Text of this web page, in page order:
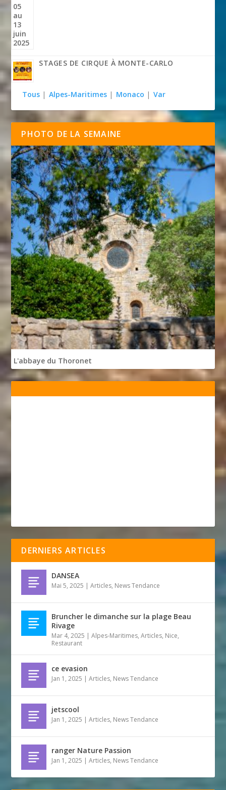
STAGES DE CIRQUE À MONTE-CARLO
Tous | Alpes-Maritimes | Monaco | Var
PHOTO DE LA SEMAINE
L'abbaye du Thoronet
DERNIERS ARTICLES
DANSEA
Mai 5, 2025 |Articles, News Tendance
Bruncher le dimanche sur la plage Beau
Rivage
Mar 4, 2025 |Alpes-Maritimes,Articles, Nice,
Restaurant
ce evasion
Jan 1, 2025 |Articles, News Tendance
jetscool
Jan 1, 2025 |Articles, News Tendance
ranger Nature Passion
Jan 1, 2025 |Articles, News Tendance